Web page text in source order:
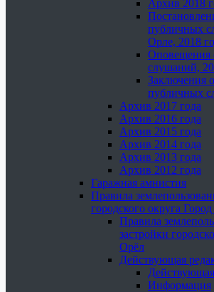
Архив 2018
публичных
Орле, 2018
Оповещения
слушаний,
Заключения о
публичных
Архив 2017 года
Архив 2016 года
Архив 2015 года
Архив 2014 года
Архив 2013 года
Архив 2012 года
Гаражная амнистия
Правила
городского округа
Правила
застройки
Орёл
Действующая
Информация